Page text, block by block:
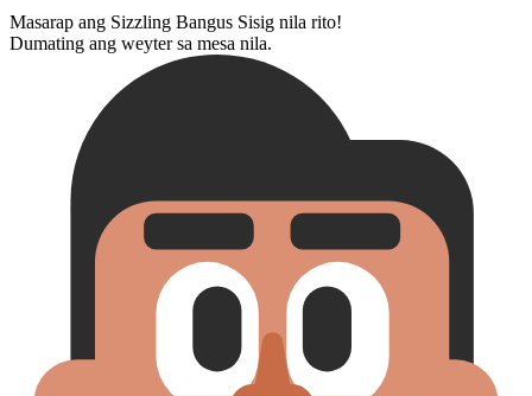
Masarap ang Sizzling Bangus Sisig nila rito!
Dumating ang weyter sa mesa nila.